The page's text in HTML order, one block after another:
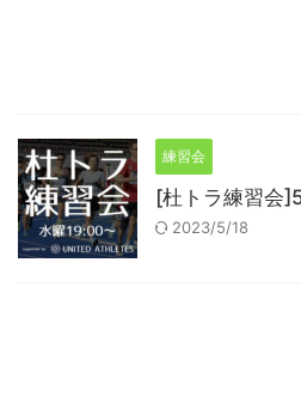
練習会
[杜トラ練習会
2023/5/18